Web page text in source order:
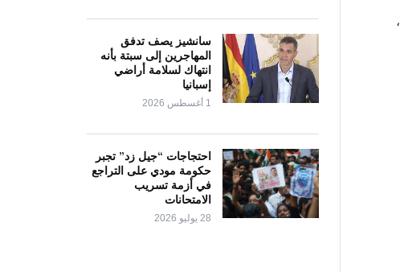
وأشار الرئيس الروسي إلى أنه “لا أستطيع إلا أن أتفق معه على أنه لو كان رئيسا، ولو لم يُسرق انتصاره في عام 2020،
سانشيز يصف تدفق
المهاجرين إلى سبتة بأنه
انتهاك لسلامة أراضي
إسبانيا
1 أغسطس 2026
احتجاجات “جيل زد” تجبر
حكومة مودي على التراجع
في أزمة تسريب
الامتحانات
28 يوليو 2026